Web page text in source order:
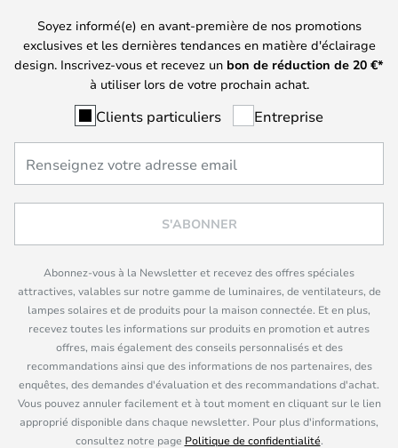
Soyez informé(e) en avant-première de nos promotions
exclusives et les dernières tendances en matière d'éclairage
design. Inscrivez-vous et recevez un bon de réduction de 20 €*
à utiliser lors de votre prochain achat.
Clients particuliers Entreprise
S'ABONNER
Abonnez-vous à la Newsletter et recevez des offres spéciales
attractives, valables sur notre gamme de luminaires, de ventilateurs, de
lampes solaires et de produits pour la maison connectée. Et en plus,
recevez toutes les informations sur produits en promotion et autres
offres, mais également des conseils personnalisés et des
recommandations ainsi que des informations de nos partenaires, des
enquêtes, des demandes d'évaluation et des recommandations d'achat.
Vous pouvez annuler facilement et à tout moment en cliquant sur le lien
approprié disponible dans chaque newsletter. Pour plus d'informations,
consultez notre page Politique de confidentialité.